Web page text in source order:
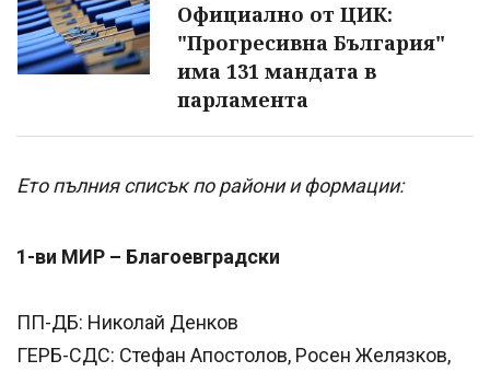
Официално от ЦИК:
"Прогресивна България"
има 131 мандата в
парламента
Ето пълния списък по райони и формации:
1-ви МИР – Благоевградски
ПП-ДБ: Николай Денков
ГЕРБ-СДС: Стефан Апостолов, Росен Желязков,